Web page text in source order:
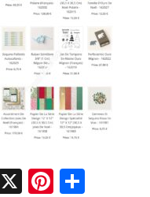
X Pinterest